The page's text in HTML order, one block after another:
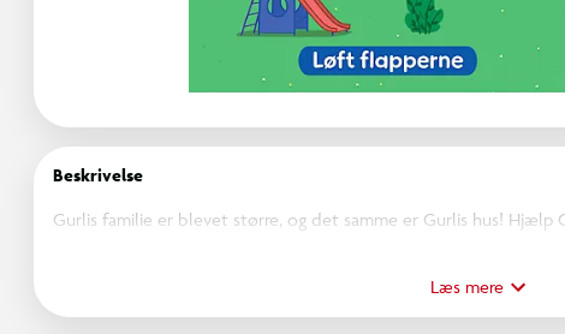
Beskrivelse
Gurlis familie er blevet større, og det samme er Gurlis hus! Hjælp
Læs mere